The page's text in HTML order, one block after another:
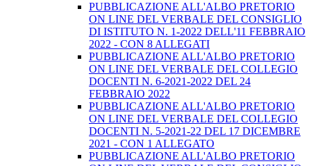
PUBBLICAZIONE ALL'ALBO PRETORIO
ON LINE DEL VERBALE DEL CONSIGLIO
DI ISTITUTO N. 1-2022 DELL'11 FEBBRAIO
2022 - CON 8 ALLEGATI
PUBBLICAZIONE ALL'ALBO PRETORIO
ON LINE DEL VERBALE DEL COLLEGIO
DOCENTI N. 6-2021-2022 DEL 24
FEBBRAIO 2022
PUBBLICAZIONE ALL'ALBO PRETORIO
ON LINE DEL VERBALE DEL COLLEGIO
DOCENTI N. 5-2021-22 DEL 17 DICEMBRE
2021 - CON 1 ALLEGATO
PUBBLICAZIONE ALL'ALBO PRETORIO